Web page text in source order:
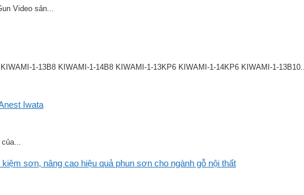
Video sản...
1-13B8 KIWAMI-1-14B8 KIWAMI-1-13KP6 KIWAMI-1-14KP6 KIWAMI-1-13B10...
Iwata
sơn, nâng cao hiệu quả phun sơn cho ngành gỗ nội thất